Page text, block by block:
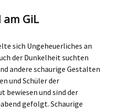
am GiL
sich Ungeheuerliches an
der Dunkelheit suchten
andere schaurige Gestalten
und Schüler der
bewiesen und sind der
gefolgt. Schaurige